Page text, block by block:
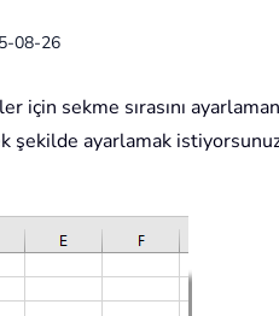
08-26
için sekme sırasını
şekilde ayarlamak